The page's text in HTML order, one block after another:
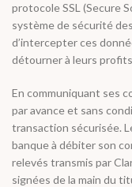
protocole SSL (Secure
système de sécurité
d’intercepter ces
détourner à leurs
En communiquant ses
par avance et sans
transaction sécurisée.
banque à débiter son
relevés transmis par
signées de la main du